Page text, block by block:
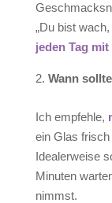
„Du bist
jeden Tag
Wann sollte
Ich empfehle,
ein Glas
Idealerweise
Minuten
nimmst.